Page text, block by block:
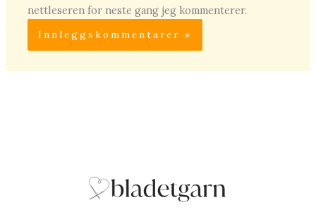
nettleseren for neste gang jeg kommenterer.